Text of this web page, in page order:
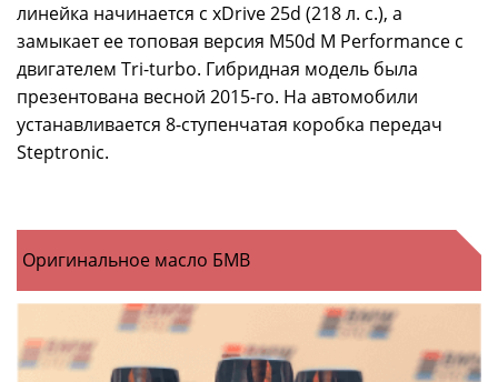
линейка начинается с xDrive 25d (218 л. с.), а
замыкает ее топовая версия M50d M Performance с
двигателем Tri-turbo. Гибридная модель была
презентована весной 2015-го. На автомобили
устанавливается 8-ступенчатая коробка передач
Steptronic.
Оригинальное масло БМВ